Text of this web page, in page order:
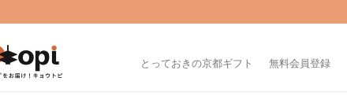
とっておきの京都ギフト 無料会員登録